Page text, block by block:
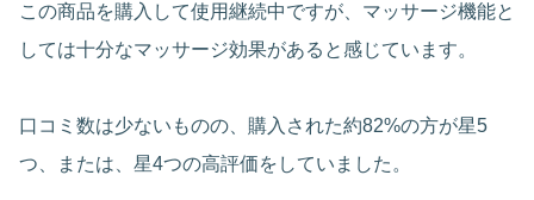
この商品を購入して使用継続中ですが、マッサージ機能と
しては十分なマッサージ効果があると感じています。
口コミ数は少ないものの、購入された約82%の方が星5
つ、または、星4つの高評価をしていました。